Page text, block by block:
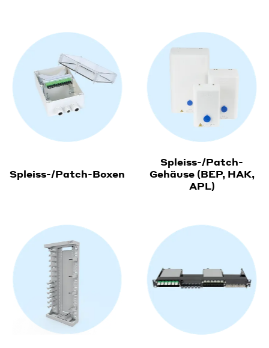
Spleiss-/Patch-Boxen
Spleiss-/Patch-
Gehäuse (BEP, HAK,
APL)